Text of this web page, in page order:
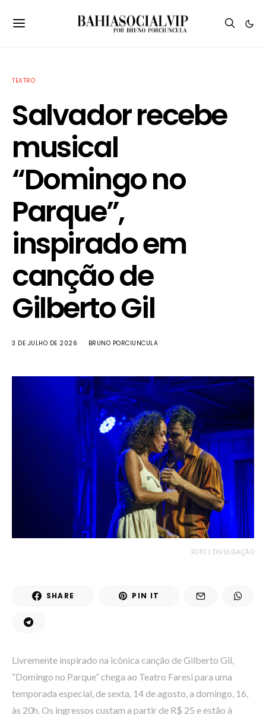
TEATRO
Salvador recebe
musical
“Domingo no
Parque”,
inspirado em
canção de
Gilberto Gil
3 DE JULHO DE 2026 BRUNO PORCIUNCULA
FOTO | DIVULGAÇÃO
SHARE PIN IT
Livremente inspirado na icônica canção de Gilberto Gil,
“Domingo no Parque” chega ao Teatro Faresi para uma
temporada especial, de sexta, 14 de agosto, a domingo, 16,
às 20h. Os ingressos custam a partir de R$ 25 e estão à